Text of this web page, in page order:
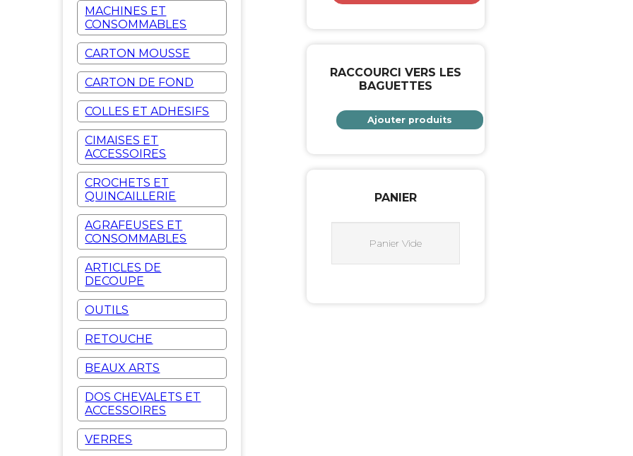
MACHINES ET
CONSOMMABLES
CARTON MOUSSE
CARTON DE FOND
COLLES ET ADHESIFS
CIMAISES ET
ACCESSOIRES
CROCHETS ET
QUINCAILLERIE
AGRAFEUSES ET
CONSOMMABLES
ARTICLES DE
DECOUPE
OUTILS
RETOUCHE
BEAUX ARTS
DOS CHEVALETS ET
ACCESSOIRES
VERRES
RACCOURCI VERS LES
BAGUETTES
Ajouter produits
PANIER
Panier Vide